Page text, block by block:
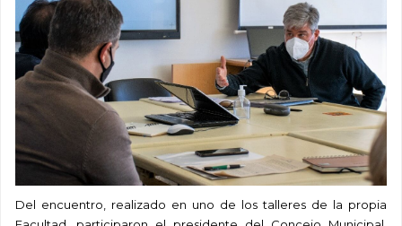
Del encuentro, realizado en uno de los talleres de la propia